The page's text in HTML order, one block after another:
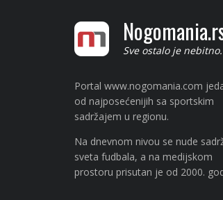
Sve ostalo je nebitno.
Portal www.nogomania.com
od najposećenijih sa sportskim
sadržajem u regionu.
Na dnevnom nivou se nude
sveta fudbala, a na medijskom
prostoru prisutan je od 2000.